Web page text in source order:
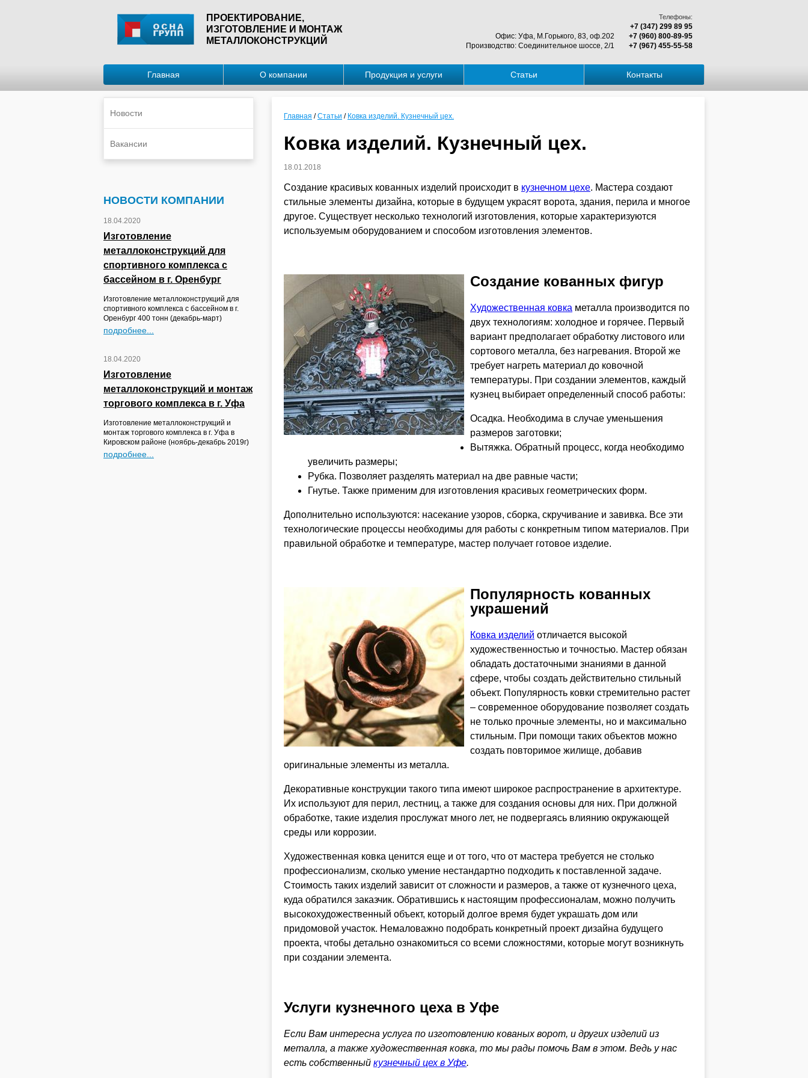
ПРОЕКТИРОВАНИЕ,
ИЗГОТОВЛЕНИЕ И МОНТАЖ
МЕТАЛЛОКОНСТРУКЦИЙ
Офис: Уфа, М.Горького, 83, оф.202
Производство: Соединительное шоссе, 2/1
Телефоны:
+7 (347) 299 89 95
+7 (960) 800-89-95
+7 (967) 455-55-58
Главная О компании Продукция и услуги Статьи Контакты
Новости
Вакансии
НОВОСТИ КОМПАНИИ
18.04.2020
Изготовление
металлоконструкций для
спортивного комплекса с
бассейном в г. Оренбург
Изготовление металлоконструкций для
спортивного комплекса с бассейном в г.
Оренбург 400 тонн (декабрь-март)
подробнее...
18.04.2020
Изготовление
металлоконструкций и монтаж
торгового комплекса в г. Уфа
Изготовление металлоконструкций и
монтаж торгового комплекса в г. Уфа в
Кировском районе (ноябрь-декабрь 2019г)
подробнее...
Главная /Статьи / Ковка изделий. Кузнечный цех.
Ковка изделий. Кузнечный цех.
18.01.2018
Создание красивых кованных изделий происходит в кузнечном цехе. Мастера создают
стильные элементы дизайна, которые в будущем украсят ворота, здания, перила и многое
другое. Существует несколько технологий изготовления, которые характеризуются
используемым оборудованием и способом изготовления элементов.
Создание кованных фигур
Художественная ковка металла производится по
двух технологиям: холодное и горячее. Первый
вариант предполагает обработку листового или
сортового металла, без нагревания. Второй же
требует нагреть материал до ковочной
температуры. При создании элементов, каждый
кузнец выбирает определенный способ работы:
Осадка. Необходима в случае уменьшения
размеров заготовки;
Вытяжка. Обратный процесс, когда необходимо
увеличить размеры;
Рубка. Позволяет разделять материал на две равные части;
Гнутье. Также применим для изготовления красивых геометрических форм.
Дополнительно используются: насекание узоров, сборка, скручивание и завивка. Все эти
технологические процессы необходимы для работы с конкретным типом материалов. При
правильной обработке и температуре, мастер получает готовое изделие.
Популярность кованных
украшений
Ковка изделий отличается высокой
художественностью и точностью. Мастер обязан
обладать достаточными знаниями в данной
сфере, чтобы создать действительно стильный
объект. Популярность ковки стремительно растет
– современное оборудование позволяет создать
не только прочные элементы, но и максимально
стильным. При помощи таких объектов можно
создать повторимое жилище, добавив
оригинальные элементы из металла.
Декоративные конструкции такого типа имеют широкое распространение в архитектуре.
Их используют для перил, лестниц, а также для создания основы для них. При должной
обработке, такие изделия прослужат много лет, не подвергаясь влиянию окружающей
среды или коррозии.
Художественная ковка ценится еще и от того, что от мастера требуется не столько
профессионализм, сколько умение нестандартно подходить к поставленной задаче.
Стоимость таких изделий зависит от сложности и размеров, а также от кузнечного цеха,
куда обратился заказчик. Обратившись к настоящим профессионалам, можно получить
высокохудожественный объект, который долгое время будет украшать дом или
придомовой участок. Немаловажно подобрать конкретный проект дизайна будущего
проекта, чтобы детально ознакомиться со всеми сложностями, которые могут возникнуть
при создании элемента.
Услуги кузнечного цеха в Уфе
Если Вам интересна услуга по изготовлению кованых ворот, и других изделий из
металла, а также художественная ковка, то мы рады помочь Вам в этом. Ведь у нас
есть собственный кузнечный цех в Уфе.